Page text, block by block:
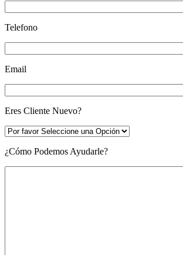
Telefono
Email
Eres Cliente Nuevo?
¿Cómo Podemos Ayudarle?